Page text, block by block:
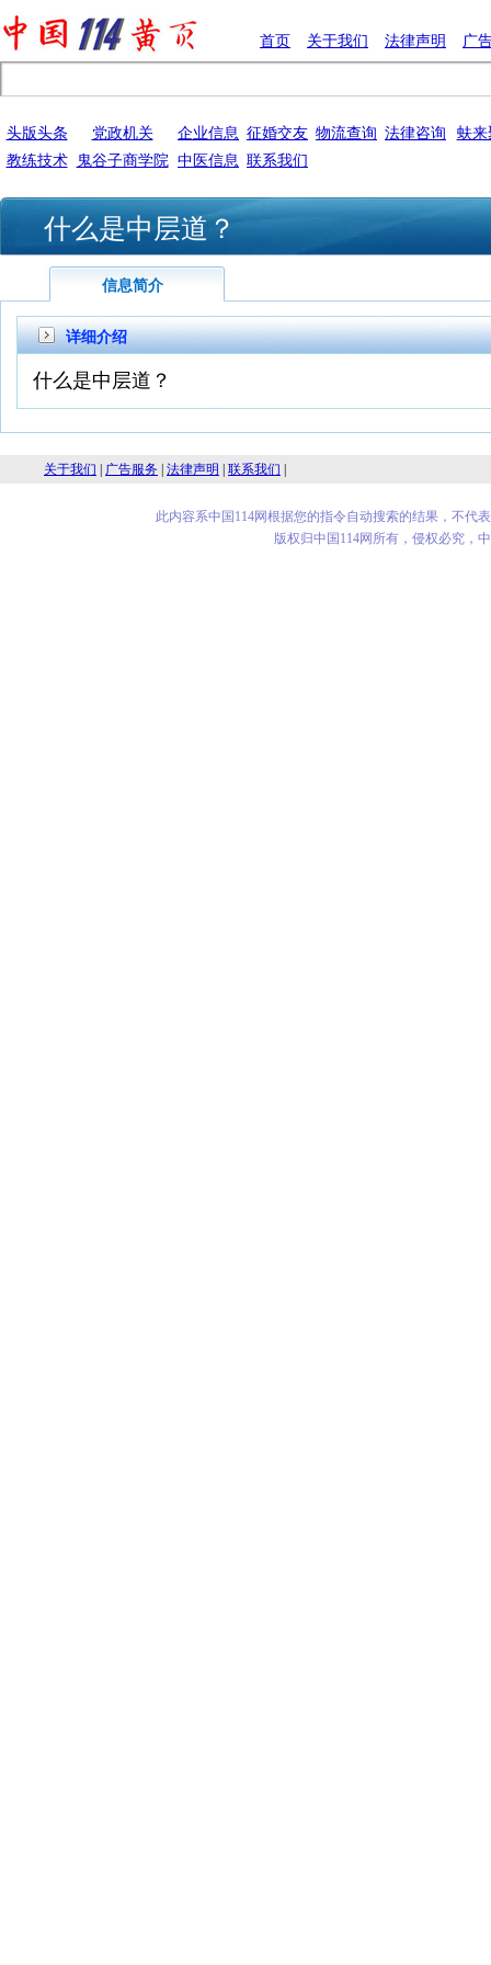
首页 关于我们 法律声明 广
头版头条 党政机关 企业信息 征婚交友 物流查询 法律咨询
蚨来
教练技术
鬼谷子商学院 中医信息 联系我们
什么是中层道？
信息简介
详细介绍
什么是中层道？
关于我们 广告服务 法律声明 联系我们
此内容系中国114网根据您的指令自动搜索的结果，不代
版权归中国114网所有，侵权必究，